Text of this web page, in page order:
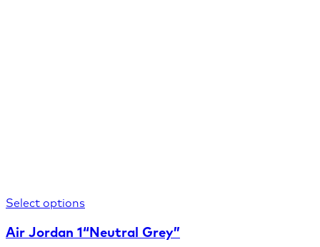
Select options
Air Jordan 1“Neutral Grey”